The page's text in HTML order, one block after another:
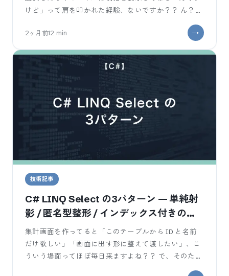
けど」って肩を叩かれた経験、ないですか？？ ん？普
2ヶ月前12 min
技術記事
C# LINQ Select の3パターン — 単純射
影 / 匿名型整形 / インデックス付きの使
い分け
集計画面を作ってると「このテーブルから ID と名前
だけ欲しい」「画面に出す形に整えて渡したい」、こ
ういう場面ってほぼ毎日来ますよね？？ で、そのたび